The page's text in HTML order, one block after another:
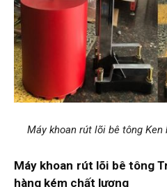
Máy khoan rút lõi bê tông
Máy khoan rút lõi bê tông
hàng kém chất lượng